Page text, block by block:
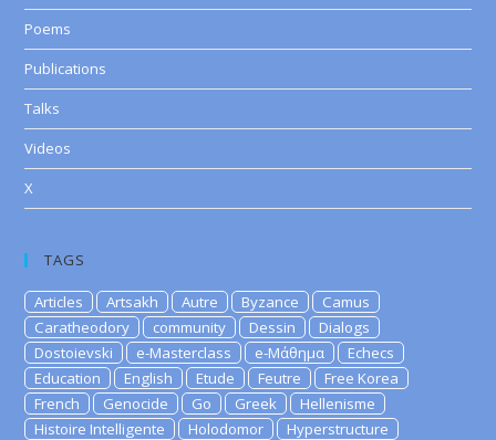
Poems
Publications
Talks
Videos
X
TAGS
Articles Artsakh Autre Byzance
Camus
Caratheodory
community Dessin
Dialogs
Dostoievski
e-Masterclass e-Μάθημα
Echecs
Education
English Etude Feutre
Free Korea
French
Genocide Go Greek
Hellenisme
Histoire Intelligente
Holodomor
Hyperstructure